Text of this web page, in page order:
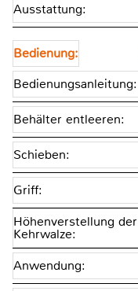
Ausstattung:
Bedienung:
Bedienungsanleitung:
Behälter entleeren:
Schieben:
Griff:
Höhenverstellung der
Kehrwalze:
Anwendung: